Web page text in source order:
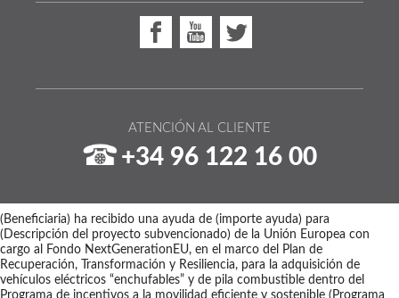
ATENCIÓN AL CLIENTE
+34 96 122 16 00
(Beneficiaria) ha recibido una ayuda de (importe ayuda) para
(Descripción del proyecto subvencionado) de la Unión Europea con
cargo al Fondo NextGenerationEU, en el marco del Plan de
Recuperación, Transformación y Resiliencia, para la adquisición de
vehículos eléctricos “enchufables” y de pila combustible dentro del